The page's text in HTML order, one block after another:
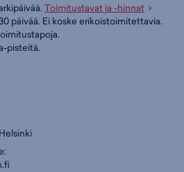
Toimitustavat ja -hinnat
päivää. Ei koske erikoistoimitettavia.
pisteitä.